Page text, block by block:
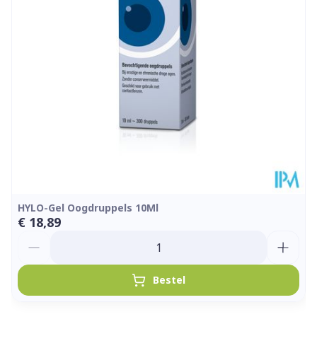
Kamertemperatuur (15°C -
25°C)
HYLO-Gel Oogdruppels 10Ml
€ 18,89
Bestel